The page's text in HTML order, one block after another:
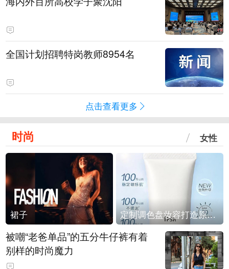
全国计划招聘特岗教师8954名
点击查看更多
时尚 女性
裙子 定制调色盘妆容打造原生之美
被嘲“老爸单品”的五分牛仔裤有着
别样的时尚魔力